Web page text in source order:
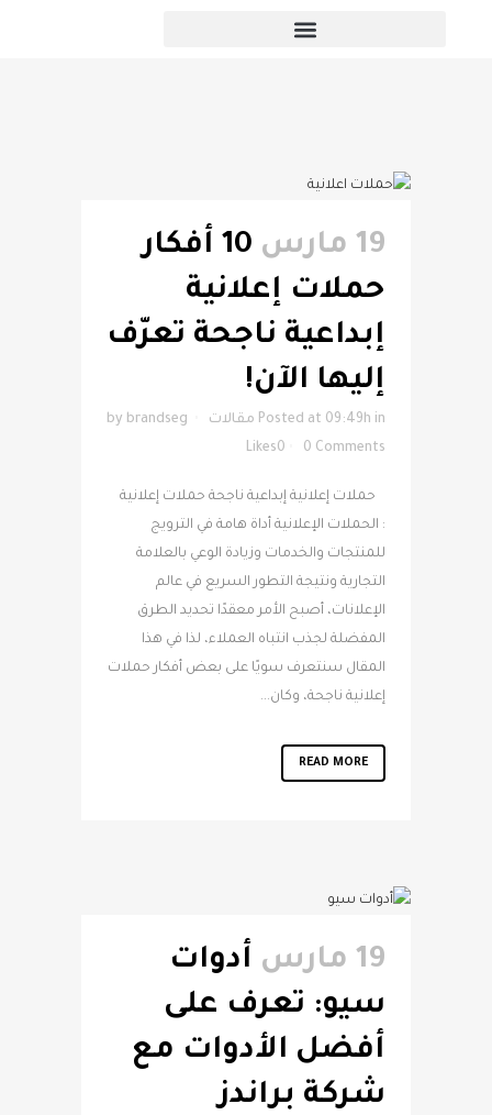
19 مارس
10 أفكار
حملات إعلانية
إبداعية ناجحة تعرّف
إليها الآن!
Posted at 09:49h in مقالات by brandseg
0 Comments
0
Likes
حملات إعلانية إبداعية ناجحة حملات إعلانية
: الحملات الإعلانية أداة هامة في الترويج
للمنتجات والخدمات وزيادة الوعي بالعلامة
التجارية ونتيجة التطور السريع في عالم
الإعلانات، أصبح الأمر معقدًا تحديد الطرق
المفضلة لجذب انتباه العملاء، لذا في هذا
المقال سنتعرف سويًا على بعض أفكار حملات
إعلانية ناجحة، وكان...
READ MORE
19 مارس
أدوات
سيو: تعرف على
أفضل الأدوات مع
شركة براندز